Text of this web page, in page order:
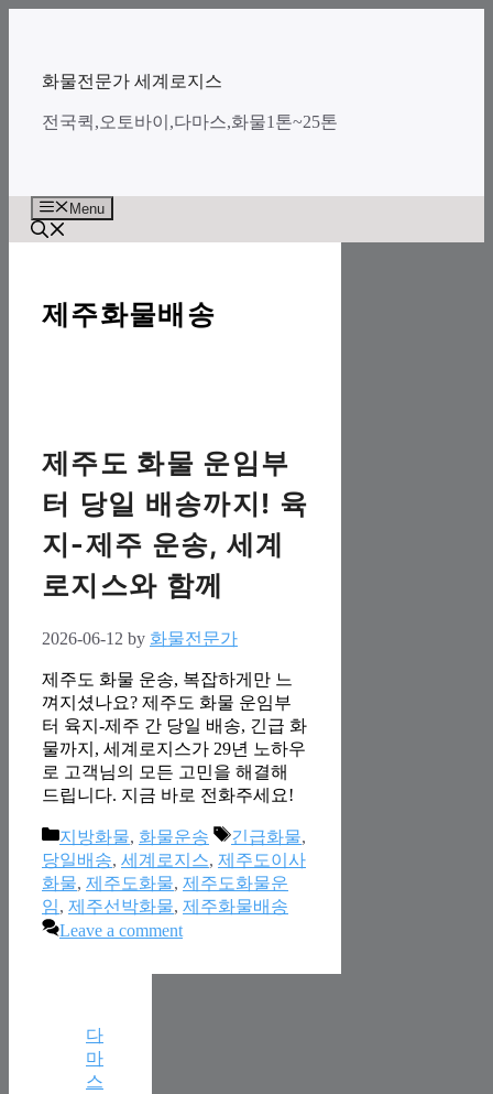
화물전문가 세계로지스
전국퀵,오토바이,다마스,화물1톤~25톤
Menu
제주화물배송
제주도 화물 운임부
터 당일 배송까지! 육
지-제주 운송, 세계
로지스와 함께
2026-06-12 by 화물전문가
제주도 화물 운송, 복잡하게만 느
껴지셨나요? 제주도 화물 운임부
터 육지-제주 간 당일 배송, 긴급 화
물까지, 세계로지스가 29년 노하우
로 고객님의 모든 고민을 해결해
드립니다. 지금 바로 전화주세요!
Categories
지방화물, 화물운송 Tags
긴급화물,
당일배송, 세계로지스, 제주도이사
화물, 제주도화물, 제주도화물운
임, 제주선박화물, 제주화물배송
Leave a comment
다
마
스